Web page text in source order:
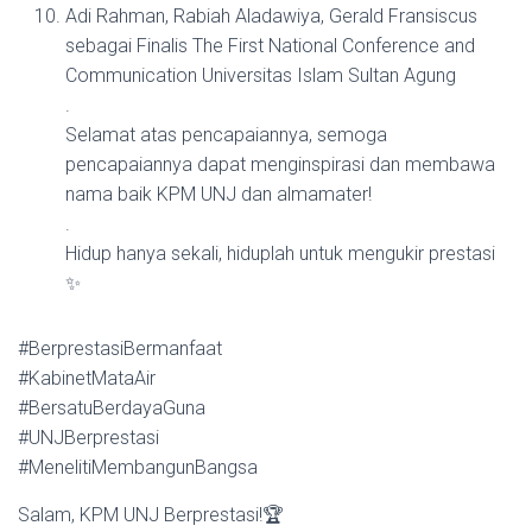
Adi Rahman, Rabiah Aladawiya, Gerald Fransiscus
sebagai Finalis The First National Conference and
Communication Universitas Islam Sultan Agung
.
Selamat atas pencapaiannya, semoga
pencapaiannya dapat menginspirasi dan membawa
nama baik KPM UNJ dan almamater!
.
Hidup hanya sekali, hiduplah untuk mengukir prestasi
✨
#BerprestasiBermanfaat
#KabinetMataAir
#BersatuBerdayaGuna
#UNJBerprestasi
#MenelitiMembangunBangsa
Salam, KPM UNJ Berprestasi!🏆